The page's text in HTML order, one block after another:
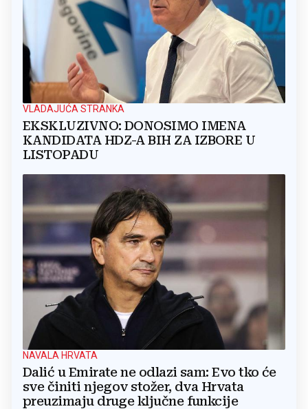
VLADAJUĆA STRANKA
EKSKLUZIVNO: DONOSIMO IMENA
KANDIDATA HDZ-A BIH ZA IZBORE U
LISTOPADU
NAVALA HRVATA
Dalić u Emirate ne odlazi sam: Evo tko će
sve činiti njegov stožer, dva Hrvata
preuzimaju druge ključne funkcije